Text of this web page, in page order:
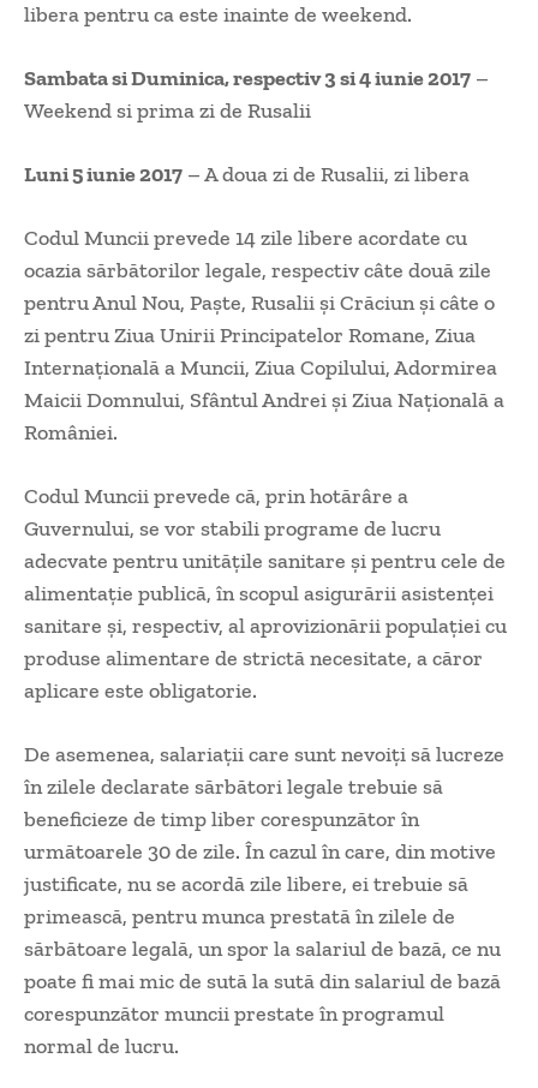
libera pentru ca este inainte de weekend.
Sambata si Duminica, respectiv 3 si 4 iunie 2017 –
Weekend si prima zi de Rusalii
Luni 5 iunie 2017 – A doua zi de Rusalii, zi libera
Codul Muncii prevede 14 zile libere acordate cu
ocazia sărbătorilor legale, respectiv câte două zile
pentru Anul Nou, Paşte, Rusalii şi Crăciun şi câte o
zi pentru Ziua Unirii Principatelor Romane, Ziua
Internaţională a Muncii, Ziua Copilului, Adormirea
Maicii Domnului, Sfântul Andrei şi Ziua Naţională a
României.
Codul Muncii prevede că, prin hotărâre a
Guvernului, se vor stabili programe de lucru
adecvate pentru unităţile sanitare şi pentru cele de
alimentaţie publică, în scopul asigurării asistenţei
sanitare şi, respectiv, al aprovizionării populaţiei cu
produse alimentare de strictă necesitate, a căror
aplicare este obligatorie.
De asemenea, salariaţii care sunt nevoiţi să lucreze
în zilele declarate sărbători legale trebuie să
beneficieze de timp liber corespunzător în
următoarele 30 de zile. În cazul în care, din motive
justificate, nu se acordă zile libere, ei trebuie să
primească, pentru munca prestată în zilele de
sărbătoare legală, un spor la salariul de bază, ce nu
poate fi mai mic de sută la sută din salariul de bază
corespunzător muncii prestate în programul
normal de lucru.